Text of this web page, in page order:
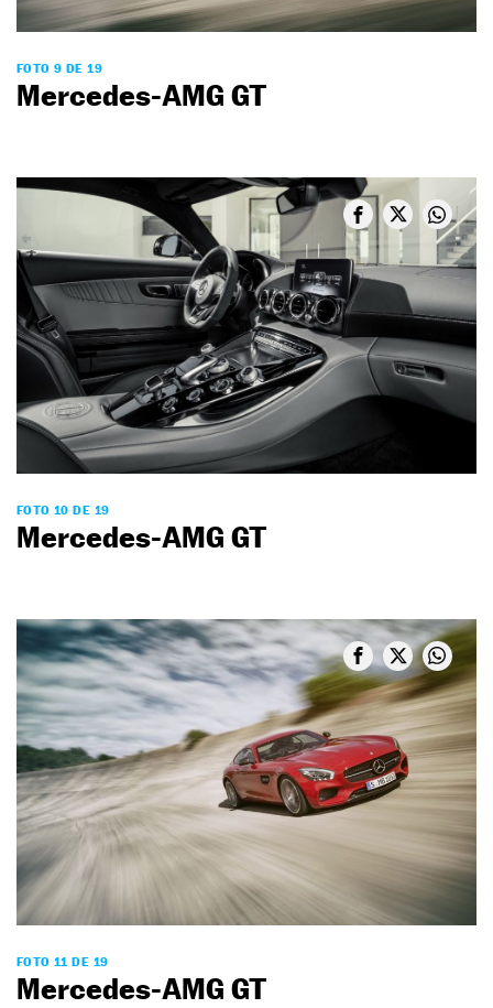
FOTO 9 DE 19
Mercedes-AMG GT
FOTO 10 DE 19
Mercedes-AMG GT
FOTO 11 DE 19
Mercedes-AMG GT